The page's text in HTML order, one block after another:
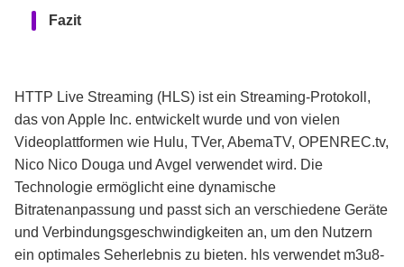
Fazit
HTTP Live Streaming (HLS) ist ein Streaming-Protokoll,
das von Apple Inc. entwickelt wurde und von vielen
Videoplattformen wie Hulu, TVer, AbemaTV, OPENREC.tv,
Nico Nico Douga und Avgel verwendet wird. Die
Technologie ermöglicht eine dynamische
Bitratenanpassung und passt sich an verschiedene Geräte
und Verbindungsgeschwindigkeiten an, um den Nutzern
ein optimales Seherlebnis zu bieten. hls verwendet m3u8-